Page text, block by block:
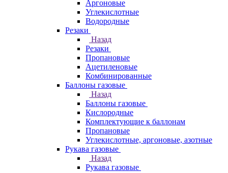
Аргоновые
Углекислотные
Водородные
Резаки
Назад
Резаки
Пропановые
Ацетиленовые
Комбинированные
Баллоны газовые
Назад
Баллоны газовые
Кислородные
Комплектующие к баллонам
Пропановые
Углекислотные, аргоновые, азотные
Рукава газовые
Назад
Рукава газовые